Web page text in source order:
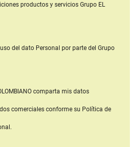
productos y serviciosGrupo EL
del dato Personal por parte del Grupo
comparta mis datos
comerciales conforme su Política de